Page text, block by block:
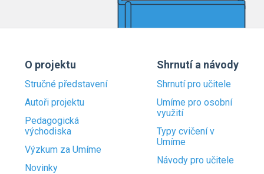
O projektu
Stručné představení
Autoři projektu
Pedagogická
východiska
Výzkum za Umíme
Novinky
Shrnutí a návody
Shrnutí pro učitele
Umíme pro osobní
využití
Typy cvičení v
Umíme
Návody pro učitele